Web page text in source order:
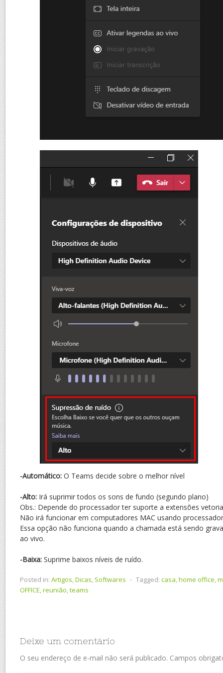
-Automático: O Teams decide sobre o melhor nível
-Alto: Irá suprimir todos os sons de fundo (segundo plano)
Obs.: Depende do processador ter suporte a extensões
Não irá funcionar em computadores MAC usando
Essa opção não funciona quando a chamada está sendo
ao vivo.
-Baixa: Suprime baixos níveis de ruído.
Posted in: Artigos,Dicas, Softwares ⋅ Tagged: casa,home office,
OFFICE,reunião,teams
Deixe um comentário
O seu endereço de e-mail não será publicado. Campos